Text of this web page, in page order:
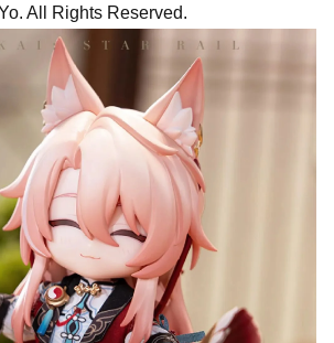
All Rights Reserved.